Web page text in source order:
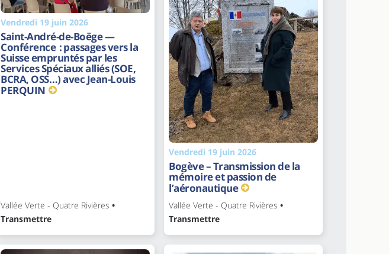
Vendredi 19 juin 2026
Saint-André-de-Boëge —
Conférence : passages vers la
Suisse empruntés par les
Services Spéciaux alliés (SOE,
BCRA, OSS…) avec Jean-Louis
PERQUIN
Vallée Verte - Quatre Rivières •
Transmettre
Vendredi 19 juin 2026
Bogève – Transmission de la
mémoire et passion de
l’aéronautique
Vallée Verte - Quatre Rivières •
Transmettre